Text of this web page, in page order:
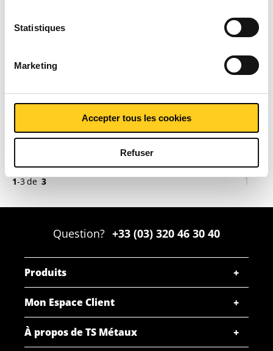
Statistiques
Marketing
Accepter tous les cookies
Refuser
Aluminium EN AW-
pressé
SELECTIONNER LA
DIMENSION
1-3de 3
Vous
sur
1
Question? +33 (03) 320 46 30 40
Produits
Mon Espace Client
À propos de TS Métaux